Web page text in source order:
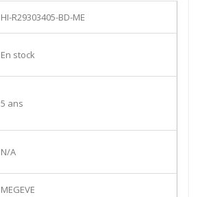
HI-R29303405-BD-ME
En stock
5 ans
N/A
MEGEVE